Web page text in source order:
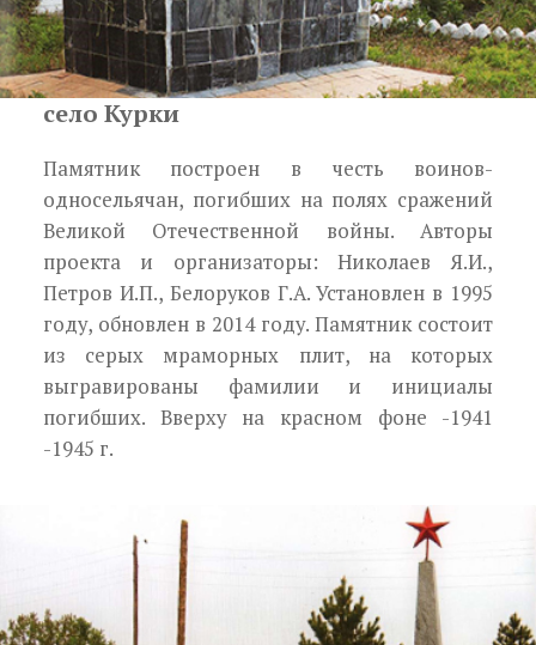
село Курки
Памятник построен в честь воинов-
односельячан, погибших на полях сражений
Великой Отечественной войны.Авторы
проекта и организаторы: Николаев Я.И.,
Петров И.П., Белоруков Г.А. Установлен в 1995
году, обновлен в 2014 году. Памят­ник состоит
из серых мраморных плит, на которых
выгравированы фамилии и инициалы
погибших. Вверху на красном фоне -1941
-1945 г.